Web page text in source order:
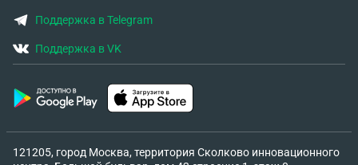
Поддержка в Telegram
Поддержка в VK
121205, город Москва, территория Сколково инновационного